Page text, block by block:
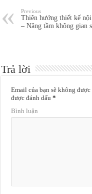
Previous
Thiên hướng thiết kế
– Nâng tầm không gian
Trả lời
Email của bạn sẽ không
được đánh dấu*
Bình luận